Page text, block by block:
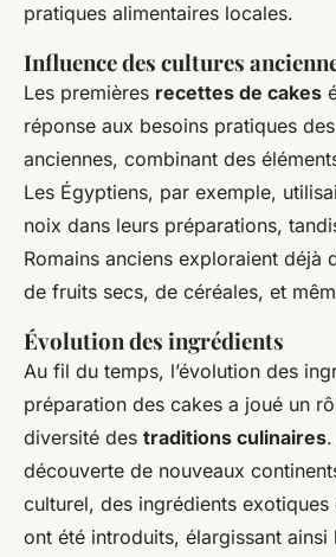
pratiques alimentaires locales.
Influence des cultures
Les premières recettes de cakes
réponse aux besoins pratiques
anciennes, combinant des
Les Égyptiens, par exemple,
noix dans leurs préparations,
Romains anciens exploraient déjà
de fruits secs, de céréales, et
Évolution des ingrédients
Au fil du temps, l’évolution des
préparation des cakes a joué un
diversité des traditions culinaires
découverte de nouveaux
culturel, des ingrédients
ont été introduits, élargissant ainsi